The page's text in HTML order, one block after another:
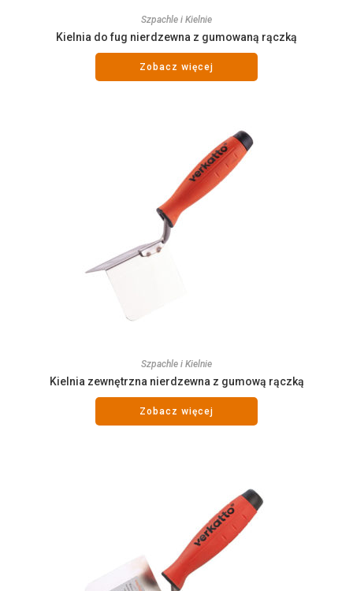
Szpachle i Kielnie
Kielnia do fug nierdzewna z gumowaną rączką
Zobacz więcej
Szpachle i Kielnie
Kielnia zewnętrzna nierdzewna z gumową rączką
Zobacz więcej